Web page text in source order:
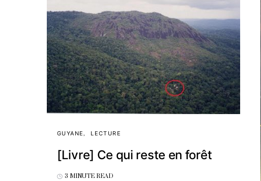
GUYANE LECTURE
[Livre] Ce qui reste en forêt
3 MINUTE READ